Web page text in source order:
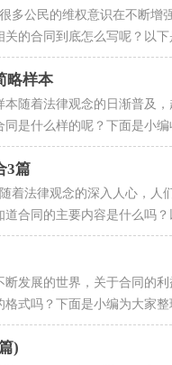
多公民的维权意识在不断
关的合同到底怎么写呢？以
略样本
本随着法律观念的日渐普及
是什么样的呢？下面是小
3篇
着法律观念的深入人心，人
道合同的主要内容是什么吗
断发展的世界，关于合同的
式吗？下面是小编为大家
)